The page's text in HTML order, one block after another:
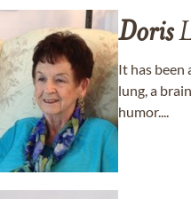
Doris
It has been
lung, a
humor....